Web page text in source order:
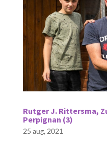
Rutger J. Rittersma,
Perpignan (3)
25 aug, 2021